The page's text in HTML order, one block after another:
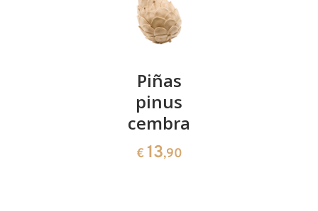
Piñas
pinus
cembra
€ 13,90